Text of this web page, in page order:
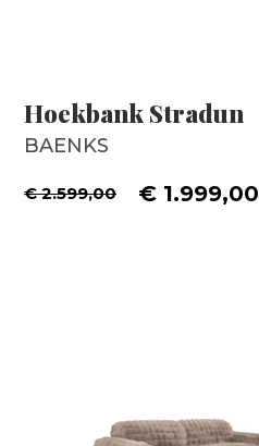
Hoekbank Stradun
BAENKS
€ 2.599,00 € 1.999,00